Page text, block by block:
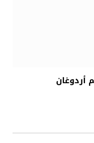
أردوغان